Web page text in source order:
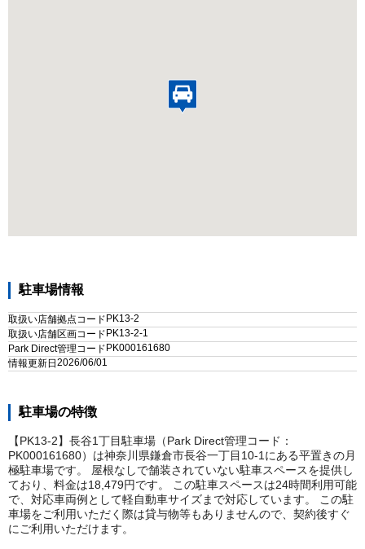
駐車場情報
取扱い店舗拠点コード PK13-2
取扱い店舗区画コード PK13-2-1
Park Direct管理コード PK000161680
情報更新日 2026/06/01
駐車場の特徴
【PK13-2】長谷1丁目駐車場（Park Direct管理コード：
PK000161680）は神奈川県鎌倉市長谷一丁目10-1にある平置きの月
極駐車場です。 屋根なしで舗装されていない駐車スペースを提供し
ており、料金は18,479円です。 この駐車スペースは24時間利用可能
で、対応車両例として軽自動車サイズまで対応しています。 この駐
車場をご利用いただく際は貸与物等もありませんので、契約後すぐ
にご利用いただけます。